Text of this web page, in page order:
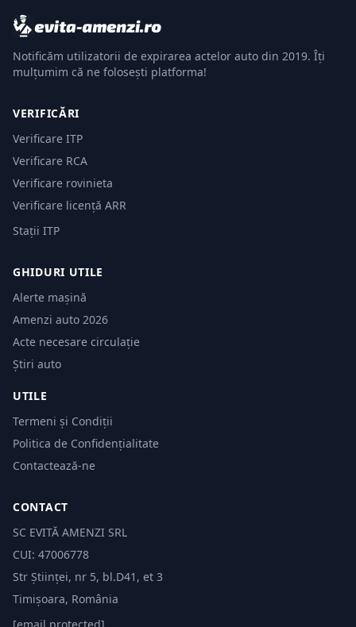
Notificăm utilizatorii de expirarea actelor auto din 2019. Îți
mulțumim că ne folosești platforma!
VERIFICĂRI
Verificare ITP
Verificare RCA
Verificare rovinieta
Verificare licență ARR
Stații ITP
GHIDURI UTILE
Alerte mașină
Amenzi auto 2026
Acte necesare circulație
Știri auto
UTILE
Termeni și Condiții
Politica de Confidențialitate
Contactează-ne
CONTACT
SC EVITĂ AMENZI SRL
CUI: 47006778
Str Științei, nr 5, bl.D41, et 3
Timișoara, România